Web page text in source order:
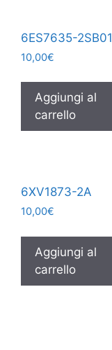
6ES7635-
10,00€
Aggiungi al
carrello
6XV1873-2A
10,00€
Aggiungi al
carrello